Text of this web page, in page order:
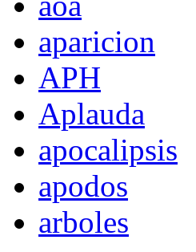
aparicion
APH
Aplauda
apocalipsis
apodos
arboles